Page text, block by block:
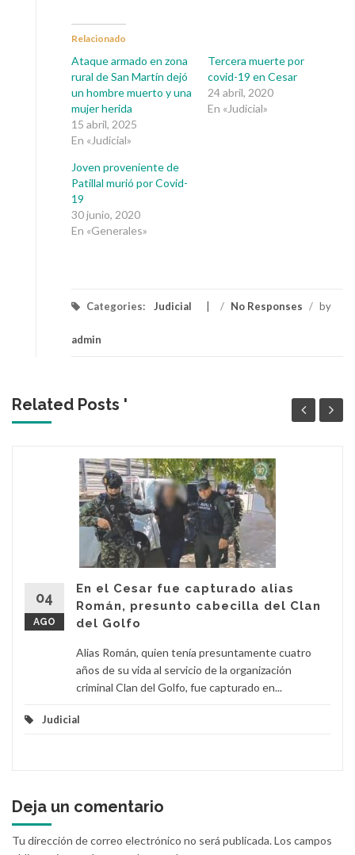
Relacionado
Ataque armado en zona
rural de San Martín dejó
un hombre muerto y una
mujer herida
15 abril, 2025
En «Judicial»
Tercera muerte por
covid-19 en Cesar
24 abril, 2020
En «Judicial»
Joven proveniente de
Patillal murió por Covid-
19
30 junio, 2020
En «Generales»
Categories: Judicial / No Responses / by
admin
Related Posts '
04
AGO
En el Cesar fue capturado alias
Román, presunto cabecilla del Clan
del Golfo
Alias Román, quien tenía presuntamente cuatro
años de su vida al servicio de la organización
criminal Clan del Golfo, fue capturado en...
Judicial
Deja un comentario
Tu dirección de correo electrónico no será publicada.Los campos